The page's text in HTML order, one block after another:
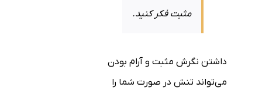
مثبت فکر کنید.
داشتن نگرش مثبت و آرام بودن
می‌تواند تنش در صورت شما را